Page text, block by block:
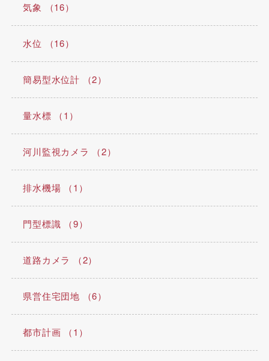
気象 （16）
水位 （16）
簡易型水位計 （2）
量水標 （1）
河川監視カメラ （2）
排水機場 （1）
門型標識 （9）
道路カメラ （2）
県営住宅団地 （6）
都市計画 （1）